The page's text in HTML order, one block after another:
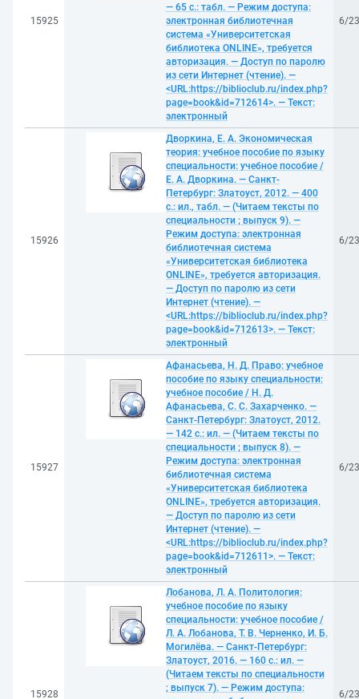
15925
— 65 с.: табл. — Режим доступа:
электронная библиотечная
система «Университетская
библиотека ONLINE», требуется
авторизация. — Доступ по паролю
из сети Интернет (чтение). —
<URL:https://biblioclub.ru/index.php?
page=book&id=712614>. — Текст:
электронный
6/
15926
Дворкина, Е. А. Экономическая
теория: учебное пособие по языку
специальности: учебное пособие /
Е. А. Дворкина. — Санкт-
Петербург: Златоуст, 2012. — 400
с.: ил., табл. — (Читаем тексты по
специальности ; выпуск 9). —
Режим доступа: электронная
библиотечная система
«Университетская библиотека
ONLINE», требуется авторизация.
— Доступ по паролю из сети
Интернет (чтение). —
<URL:https://biblioclub.ru/index.php?
page=book&id=712613>. — Текст:
электронный
6/
15927
Афанасьева, Н. Д. Право: учебное
пособие по языку специальности:
учебное пособие / Н. Д.
Афанасьева, С. С. Захарченко. —
Санкт-Петербург: Златоуст, 2012.
— 142 с.: ил. — (Читаем тексты по
специальности ; выпуск 8). —
Режим доступа: электронная
библиотечная система
«Университетская библиотека
ONLINE», требуется авторизация.
— Доступ по паролю из сети
Интернет (чтение). —
<URL:https://biblioclub.ru/index.php?
page=book&id=712611>. — Текст:
электронный
6/
15928
Лобанова, Л. А. Политология:
учебное пособие по языку
специальности: учебное пособие /
Л. А. Лобанова, Т. В. Черненко, И. Б.
Могилёва. — Санкт-Петербург:
Златоуст, 2016. — 160 с.: ил. —
(Читаем тексты по специальности
; выпуск 7). — Режим доступа:
6/